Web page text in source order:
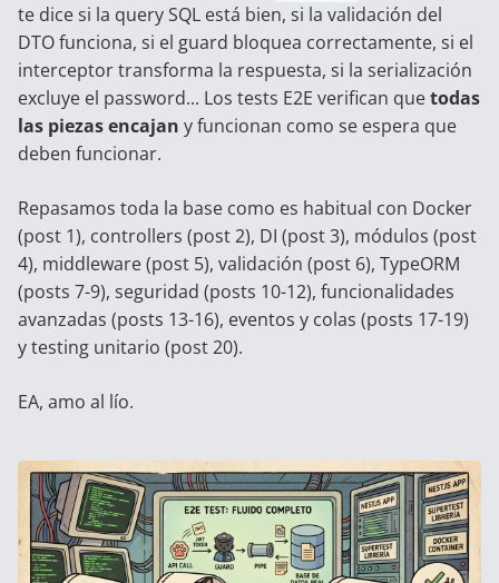
te dice si la query SQL está bien, si la validación del
DTO funciona, si el guard bloquea correctamente, si el
interceptor transforma la respuesta, si la serialización
excluye el password... Los tests E2E verifican quetodas
las piezas encajan y funcionan como se espera que
deben funcionar.
Repasamos toda la base como es habitual con Docker
(post 1), controllers (post 2), DI (post 3), módulos (post
4), middleware (post 5), validación (post 6), TypeORM
(posts 7-9), seguridad (posts 10-12), funcionalidades
avanzadas (posts 13-16), eventos y colas (posts 17-19)
y testing unitario (post 20).
EA, amo al lío.